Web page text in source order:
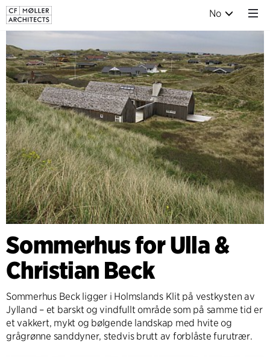
No
Sommerhus for Ulla &
Christian Beck
Sommerhus Beck ligger i Holmslands Klit på vestkysten av
Jylland – et barskt og vindfullt område som på samme tid er
et vakkert, mykt og bølgende landskap med hvite og
grågrønne sanddyner, stedvis brutt av forblåste furutrær.